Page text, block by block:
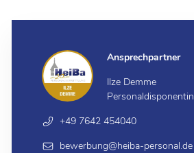
Ansprechpartner
Ilze Demme
Personaldisponentin
+49 7642 454040
bewerbung@heiba-personal.de